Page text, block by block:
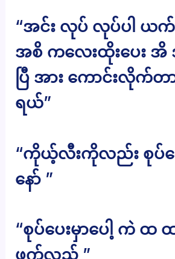
“အင်း လုပ် လုပ်ပါ ယက်
အစိ ကလေးထိုးပေး
ပြီ အား ကောင်းလိုက်တ
ရယ်”
“ကိုယ့်လီးကိုလည်း စုပ်ပ
နော် ”
“စုပ်ပေးမှာပေါ့ ကဲ ထ
ဖက်လှည့် ”